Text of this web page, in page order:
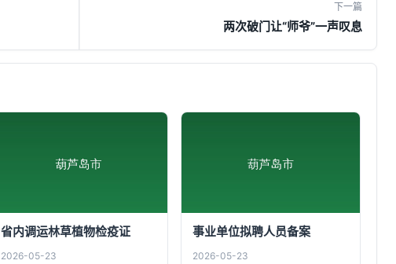
下一篇
两次破门让“师爷”一声叹息
省内调运林草植物检疫证
2026-05-23
事业单位拟聘人员备案
2026-05-23